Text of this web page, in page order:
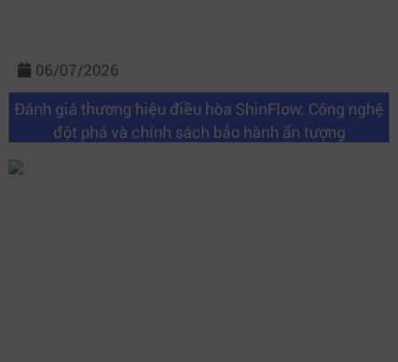
06/07/2026
Đánh giá thương hiệu điều hòa ShinFlow: Công nghệ
đột phá và chính sách bảo hành ấn tượng